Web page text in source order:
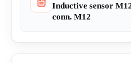
Inductive sensor
conn. M12